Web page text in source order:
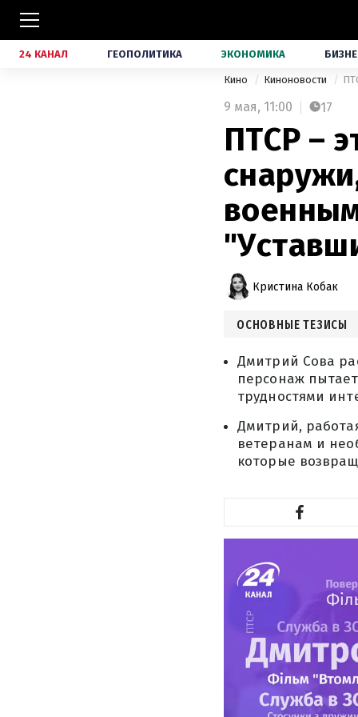
24 КАНАЛ ГЕОПОЛИТИКА ЭКОНОМИКА
Кино Киноновости
9 мая, 11:00 17
ПТСР –
Кристина Кобак
ОСНОВНЫЕ ТЕЗИСЫ
Дмитрий Сова
персонаж
трудностями
Дмитрий,
ветеранам и
которые